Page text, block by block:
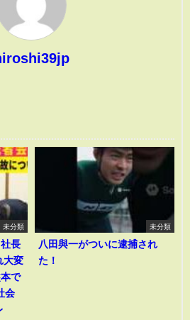
未分類
長
大変
で
会
未分類
八田與一がついに逮捕され
た！